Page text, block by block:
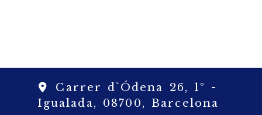
Carrer d`Ódena 26, 1º -
Igualada, 08700,Barcelona